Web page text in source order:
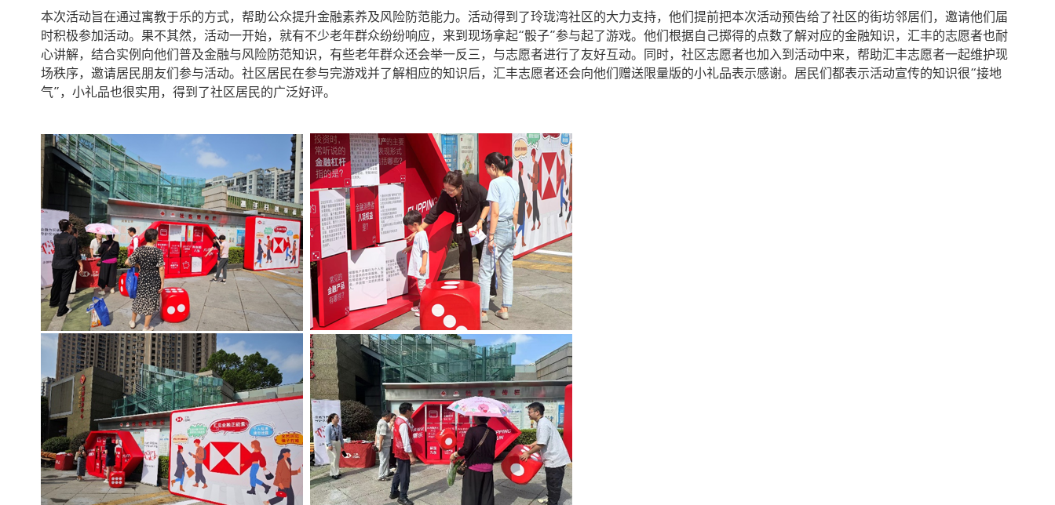
本次活动旨在通过寓教于乐的方式，帮助公众提升金融素养及风险防范能力。活动得到了玲珑湾社区的大力支持，他们提前把本次活动预告给了社区的街坊邻居们，邀请他们届
时积极参加活动。果不其然，活动一开始，就有不少老年群众纷纷响应，来到现场拿起“骰子”参与起了游戏。他们根据自己掷得的点数了解对应的金融知识，汇丰的志愿者也耐
心讲解，结合实例向他们普及金融与风险防范知识，有些老年群众还会举一反三，与志愿者进行了友好互动。同时，社区志愿者也加入到活动中来，帮助汇丰志愿者一起维护现
场秩序，邀请居民朋友们参与活动。社区居民在参与完游戏并了解相应的知识后，汇丰志愿者还会向他们赠送限量版的小礼品表示感谢。居民们都表示活动宣传的知识很“接地
气”，小礼品也很实用，得到了社区居民的广泛好评。